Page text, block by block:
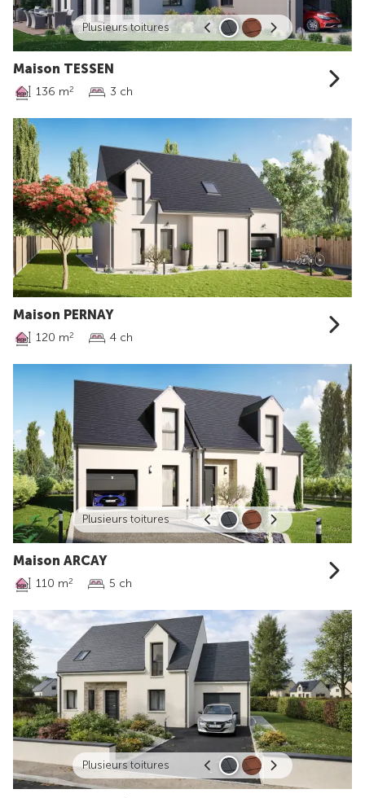
Maison TESSEN
136 m2 3 ch
Plusieurs toitures
Maison PERNAY
120 m2 4 ch
Maison ARCAY
110 m2 5 ch
Plusieurs toitures
Plusieurs toitures